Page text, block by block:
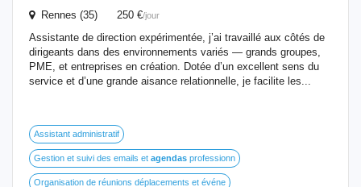
Rennes (35) 250 €/jour
Assistante de direction expérimentée, j’ai travaillé aux côtés de
dirigeants dans des environnements variés — grands groupes,
PME, et entreprises en création. Dotée d’un excellent sens du
service et d’une grande aisance relationnelle, je facilite les...
Assistant administratif
Gestion et suivi des emails et agendas professionn
Organisation de réunions déplacements et événe